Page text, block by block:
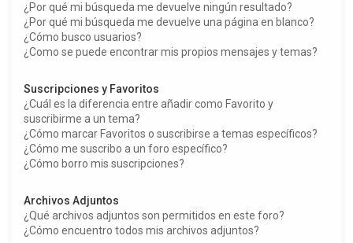
¿Por qué mi búsqueda me devuelve ningún resultado?
¿Por qué mi búsqueda me devuelve una página en blanco?
¿Cómo busco usuarios?
¿Como se puede encontrar mis propios mensajes y temas?
Suscripciones y Favoritos
¿Cuál es la diferencia entre añadir como Favorito y
suscribirme a un tema?
¿Cómo marcar Favoritos o suscribirse a temas específicos?
¿Cómo me suscribo a un foro específico?
¿Cómo borro mis suscripciones?
Archivos Adjuntos
¿Qué archivos adjuntos son permitidos en este foro?
¿Cómo encuentro todos mis archivos adjuntos?